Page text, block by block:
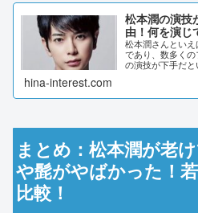
松本潤の演技
由！何を演じ
松本潤さんとい
であり、数多く
の演技が下手だ
れ...
hina-interest.com
まとめ：松本潤が老
や髭がやばかった！
比較！